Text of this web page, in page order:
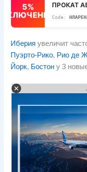
5%
ПРОКАТ
Иберия увеличит
Пуэрто-Рико, Рио де
Йорк, Бостон у 3